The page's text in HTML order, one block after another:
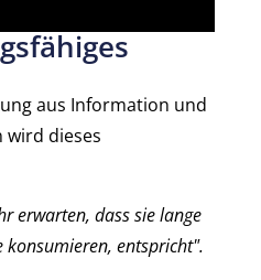
aus Information und
dieses
erwarten, dass sie lange
konsumieren, entspricht".